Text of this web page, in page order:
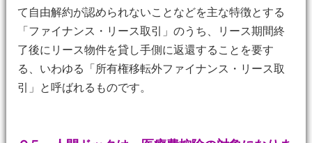
て自由解約が認められないことなどを主な特徴とする
「ファイナンス・リース取引」のうち、リース期間終
了後にリース物件を貸し手側に返還することを要す
る、いわゆる「所有権移転外ファイナンス・リース取
引」と呼ばれるものです。